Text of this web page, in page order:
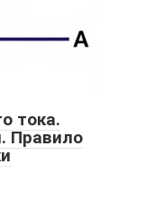
тока.
Правило